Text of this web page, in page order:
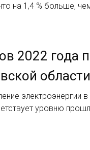
на 1,4 % больше,
2022 года
электроэнергии
уровню